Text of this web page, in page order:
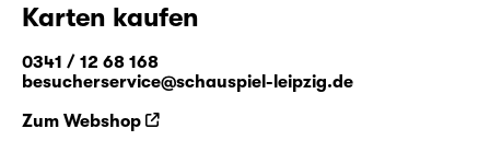
Karten kaufen
0341 / 12 68 168
besucherservice@schauspiel-leipzig.de
Zum Webshop